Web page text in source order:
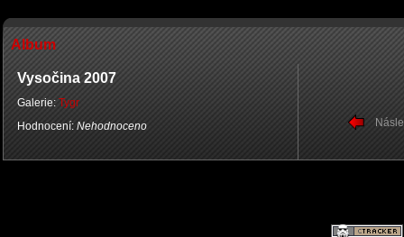
Album
Vysočina 2007
Galerie: Tygr
Hodnocení: Nehodnoceno